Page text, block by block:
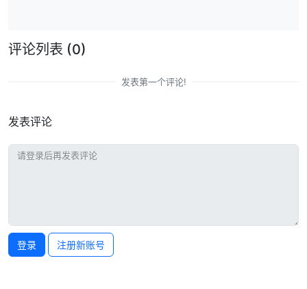
评论列表 (0)
发表第一个评论!
发表评论
登录 注册新账号